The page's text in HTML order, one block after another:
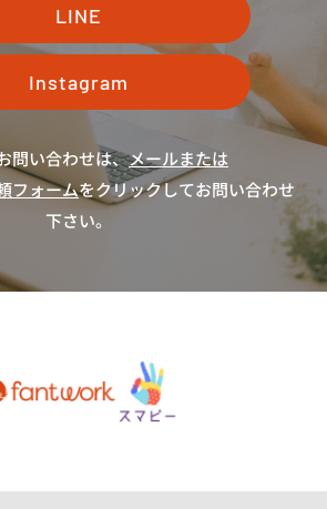
LINE
Instagram
問い合わせは、メールまたは
フォームをクリックしてお問い合わせ
下さい。